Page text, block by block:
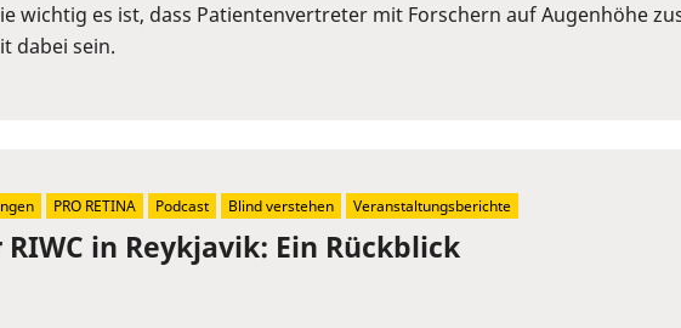
wichtig es ist, dass Patientenvertreter mit Forschern auf Augenhöhe
dabei sein.
in Reykjavik: Ein Rückblick
PRO RETINA Podcast Blind verstehen Veranstaltungsberichte